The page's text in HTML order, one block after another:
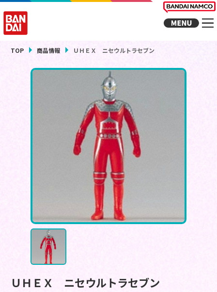
TOP 商品情報 ＵＨＥＸ ニセウルトラセブン
ＵＨＥＸ ニセウルトラセブン